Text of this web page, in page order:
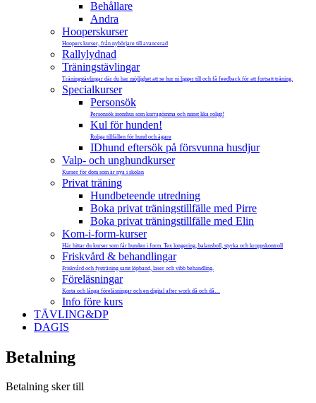
Behållare
Andra
Hooperskurser
Hoopers kurser, från nybörjare till avancerad
Rallylydnad
Träningstävlingar
Träningstävlingar där du har möjlighet att se hur ni ligger till och få feedback för att fortsatt träning.
Specialkurser
Personsök
Personsök inomhus som kurragömma och minst lika roligt!
Kul för hunden!
Roliga tillfällen för hund och ägare
IDhund eftersök på försvunna husdjur
Valp- och unghundkurser
Kurser för dom som är nya i skolan
Privat träning
Hundbeteende utredning
Boka privat träningstillfälle med Pirre
Boka privat träningstillfälle med Elin
Kom-i-form-kurser
Här hittar du kurser som får hunden i form. Tex longering, balansboll, styrka och kroppskontroll
Friskvård & behandlingar
Friskvård och fysträning samt löpband, laser och vibb behandling.
Föreläsningar
Korta och långa föreläsningar och en digital after work då och då…
Info före kurs
TÄVLING&DP
DAGIS
Betalning
Betalning sker till